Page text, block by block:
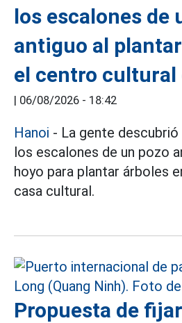
los escalones de
antiguo al
el centro cultural
| 06/08/2026 - 18:42
Hanoi - La gente
los escalones de un pozo
hoyo para plantar árboles
casa cultural.
Propuesta de